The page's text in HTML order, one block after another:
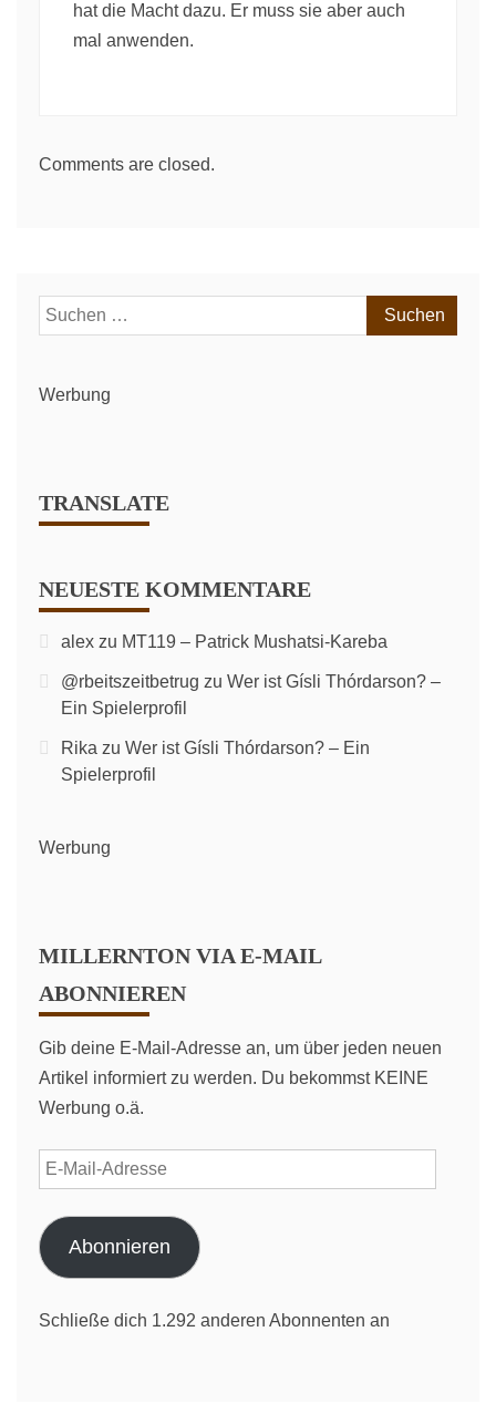
hat die Macht dazu. Er muss sie aber auch
mal anwenden.
Comments are closed.
Suchen
nach:
Werbung
TRANSLATE
NEUESTE KOMMENTARE
alex zu MT119 – Patrick Mushatsi-Kareba
@rbeitszeitbetrug zu Wer ist Gísli Thórdarson? –
Ein Spielerprofil
Rika zu Wer ist Gísli Thórdarson? – Ein
Spielerprofil
Werbung
MILLERNTON VIA E-MAIL
ABONNIEREN
Gib deine E-Mail-Adresse an, um über jeden neuen
Artikel informiert zu werden. Du bekommst KEINE
Werbung o.ä.
E-
Mail-
Adresse
Abonnieren
Schließe dich 1.292 anderen Abonnenten an